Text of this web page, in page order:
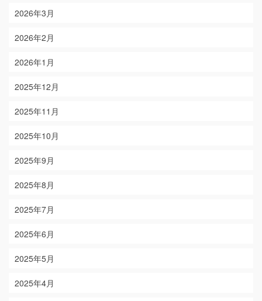
2026年3月
2026年2月
2026年1月
2025年12月
2025年11月
2025年10月
2025年9月
2025年8月
2025年7月
2025年6月
2025年5月
2025年4月